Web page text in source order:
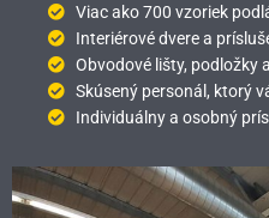
Viac ako 700 vzoriek
Interiérové dvere a
Obvodové lišty, podložky
Skúsený personál, ktorý
Individuálny a osobný